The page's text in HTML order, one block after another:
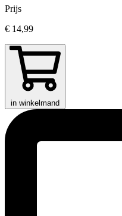
Prijs
€ 14,99
in winkelmand